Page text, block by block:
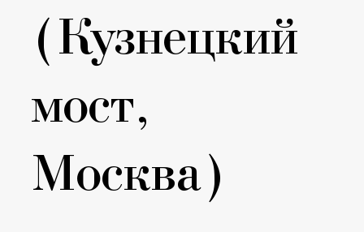
(Кузнецкий
мост,
Москва)